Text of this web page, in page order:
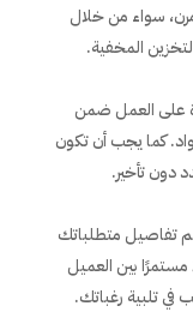
سواء من خلال
المخفية.
على العمل ضمن
كما يجب أن تكون
دون تأخير.
تفاصيل متطلباتك
بين العميل
في تلبية رغباتك.